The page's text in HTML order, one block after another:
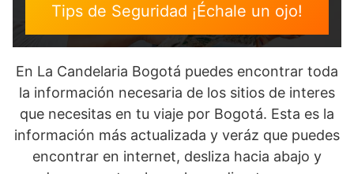
Tips de Seguridad ¡Échale un ojo!
En La Candelaria Bogotá puedes encontrar toda
la información necesaria de los sitios de interes
que necesitas en tu viaje por Bogotá. Esta es la
información más actualizada y veráz que puedes
encontrar en internet, desliza hacia abajo y